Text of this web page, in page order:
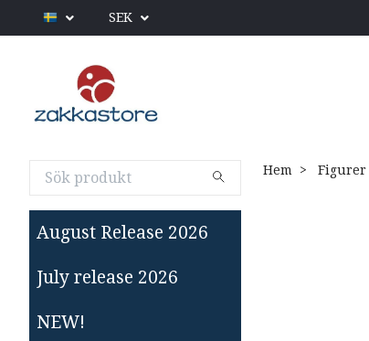
SEK
August Release 2026
July release 2026
NEW!
Hem Figurer